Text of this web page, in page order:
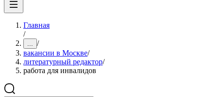
Главная
/
... /
вакансии в Москве/
литературный редактор/
работа для инвалидов